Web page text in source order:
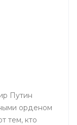
Путин
орденом
тем, кто